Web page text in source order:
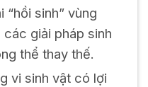
“hồi sinh” vùng
giải pháp sinh
thể thay thế.
vi sinh vật có lợi